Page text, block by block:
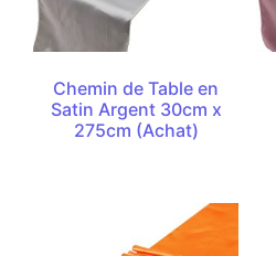
Chemin de Table en
Satin Argent 30cm x
275cm (Achat)